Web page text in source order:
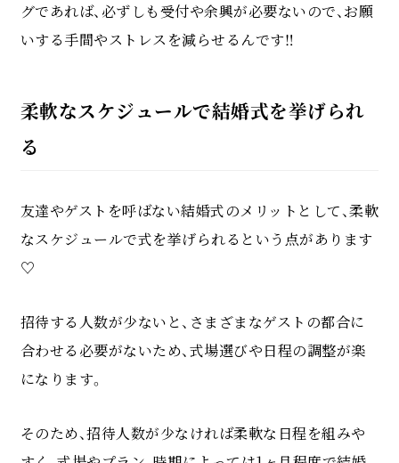
グであれば、必ずしも受付や余興が必要ないので、お願
いする手間やストレスを減らせるんです‼
柔軟なスケジュールで結婚式を挙げられ
る
友達やゲストを呼ばない結婚式のメリットとして、柔軟
なスケジュールで式を挙げられるという点があります
♡
招待する人数が少ないと、さまざまなゲストの都合に
合わせる必要がないため、式場選びや日程の調整が楽
になります。
そのため、招待人数が少なければ柔軟な日程を組みや